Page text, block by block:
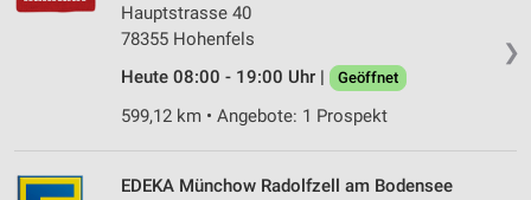
❯
Hauptstrasse 40
78355 Hohenfels
Heute 08:00 - 19:00 Uhr |
Geöffnet
599,12 km • Angebote: 1 Prospekt
EDEKA Münchow Radolfzell am Bodensee